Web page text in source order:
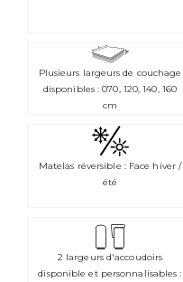
Plusieurs largeurs de couchage
disponibles : 070, 120, 140, 160
cm
Matelas réversible : Face hiver /
été
2 largeurs d'accoudoirs
disponible et personnalisables :